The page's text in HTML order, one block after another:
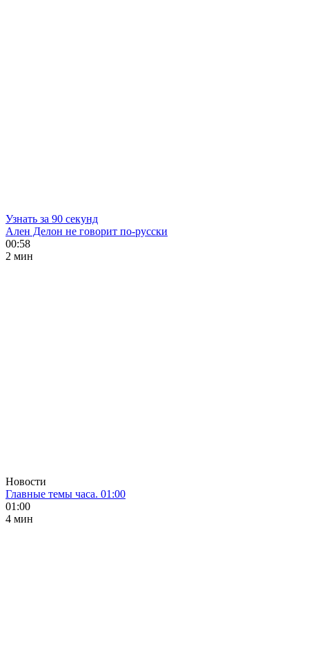
Узнать за 90 секунд
Ален Делон не говорит по-русски
00:58
2 мин
Новости
Главные темы часа. 01:00
01:00
4 мин